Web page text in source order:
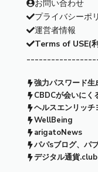
お問い合わせ
プライバシーポ
運営者情報
Terms of USE(
強力パスワード生
CBDCが会いにく
ヘルスエンリッチ
WellBeing
arigatoNews
パパsブログ、パ
デジタル通貨.club